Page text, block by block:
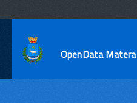
OpenData Matera